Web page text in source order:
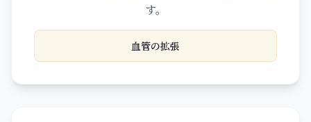
す。
血管の拡張